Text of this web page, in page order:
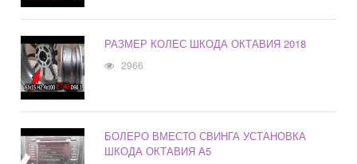
РАЗМЕР КОЛЕС ШКОДА ОКТАВИЯ 2018
2966
БОЛЕРО ВМЕСТО СВИНГА УСТАНОВКА
ШКОДА ОКТАВИЯ А5